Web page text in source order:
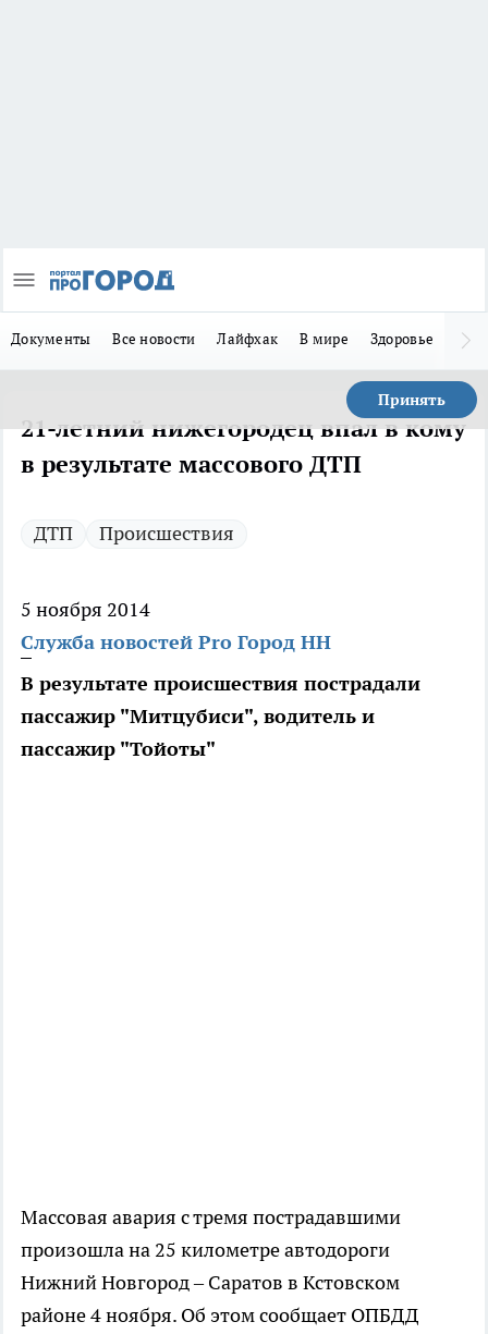
Документы Все новости Лайфхак В мире Здоровье
Принять
21-летний нижегородец впал в кому
в результате массового ДТП
ДТП Происшествия
5 ноября 2014
Служба новостей Pro Город НН
В результате происшествия пострадали
пассажир "Митцубиси", водитель и
пассажир "Тойоты"
Массовая авария с тремя пострадавшими
произошла на 25 километре автодороги
Нижний Новгород – Саратов в Кстовском
районе 4 ноября. Об этом сообщает ОПБДД